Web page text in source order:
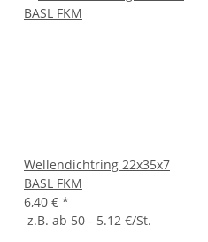
Wellendichtring 22x35x7
BASL FKM
6,40 € *
z.B. ab 50 - 5.12 €/St.